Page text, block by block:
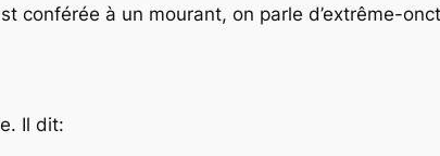
conférée à un mourant, on parle d’extrême-
Il dit: